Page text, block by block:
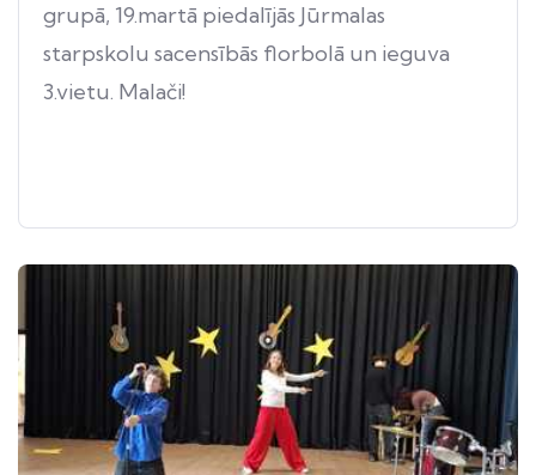
grupā, 19.martā piedalījās Jūrmalas
starpskolu sacensībās florbolā un ieguva
3.vietu. Malači!